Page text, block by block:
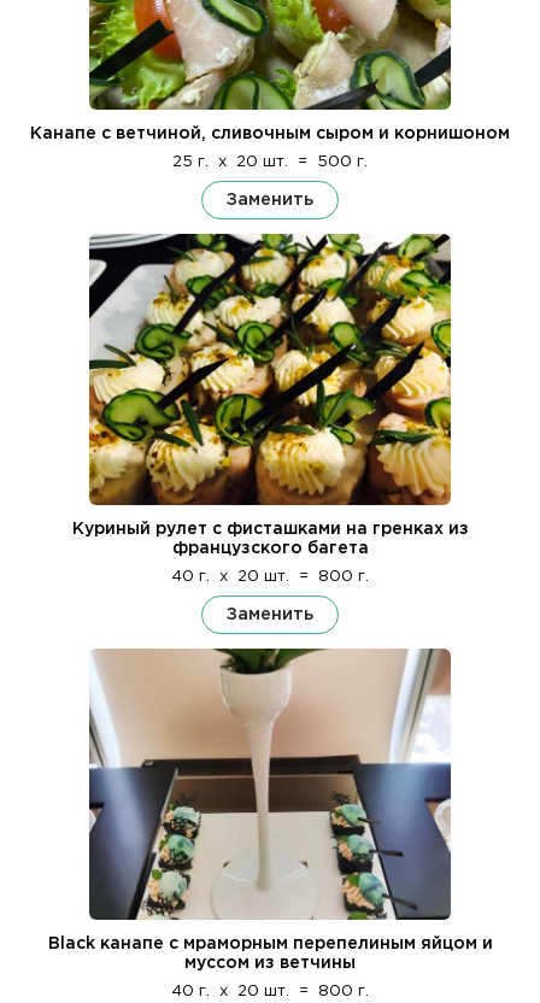
Канапе с ветчиной, сливочным сыром и корнишоном
25 г. x 20 шт. = 500 г.
Заменить
Куриный рулет с фисташками на гренках из
французского багета
40 г. x 20 шт. = 800 г.
Заменить
Black канапе с мраморным перепелиным яйцом и
муссом из ветчины
40 г. x 20 шт. = 800 г.